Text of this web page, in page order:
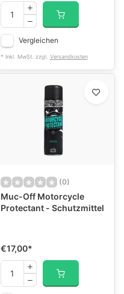
Vergleichen
* Inkl. MwSt. zzgl. Versandkosten
(0)
Muc-Off Motorcycle
Protectant - Schutzmittel
€17,00*